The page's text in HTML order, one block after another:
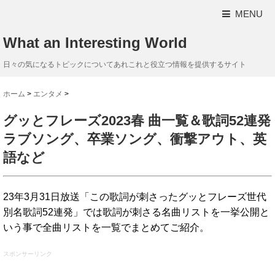
MENU
What an Interesting World
日々の気になるトピックについてあれこれと役立つ情報を提供するサイト
ホーム > エンタメ >
グッとフレーズ2023春 曲一覧＆歌詞52連発
ラブソング、卒業ソング、衝撃アウト、英
語など
23年3月31日放送「この歌詞が刺さったグッとフレーズ世代
別名歌詞52連発」では歌詞が刺さる名曲リストを一挙公開と
いう事で全曲リストを一覧でまとめてご紹介。
スポンサーリンク